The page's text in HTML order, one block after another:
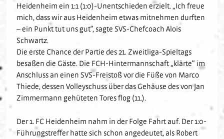
Hardtwald-Hörfunk
Hardtwald-TV
Podcast
App
Termine
Kader
Spielplan
Tabelle
Statistik
WIR!
Hardtwald-Challenge
Fans
Trauer am Hardtwald
Fanausschuss
Gästefans
Verein
Jetzt Mitglied werden
Nachhaltigkeit
Vorfall melden
Kids-Club
Hardtwald-Helden
Stadion am Hardtwald
Nachwuchs
Über das NLZ
Teams
U17
U16
Schulkooperationen
Förderverein
Sandhäuser Kids
Heidenheim ein 1:1 (1:0)-Unentschieden erzielt. „Ich freue
mich, dass wir aus Heidenheim etwas mitnehmen durften
– ein Punkt tut uns gut“, sagte SVS-Chefcoach Alois
Schwartz.
Die erste Chance der Partie des 21. Zweitliga-Spieltags
besaßen die Gäste. Die FCH-Hintermannschaft „klärte“ im
Anschluss an einen SVS-Freistoß vor die Füße von Marco
Thiede, dessen Volleyschuss über das Gehäuse des von Jan
Zimmermann gehüteten Tores flog (11.).
Der 1. FC Heidenheim nahm in der Folge Fahrt auf. Der 1:0-
Führungstreffer hatte sich schon angedeutet, als Robert